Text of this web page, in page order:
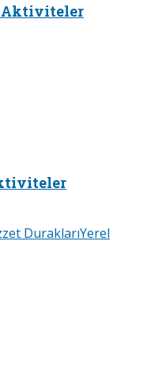
Aktiviteler
DuraklarıYerel